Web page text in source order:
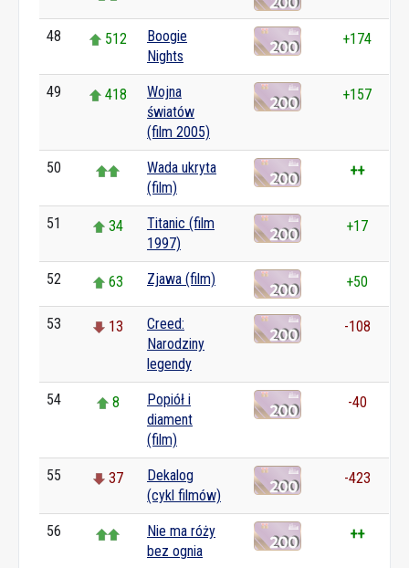
48 512
Boogie
Nights
+174
49 418
Wojna
światów
(film 2005)
+157
50
Wada ukryta
(film)
++
51 34
Titanic (film
1997)
+17
52 63 Zjawa (film) +50
53 13
Creed:
Narodziny
legendy
-108
54 8
Popiół i
diament
(film)
-40
55 37
Dekalog
(cykl filmów)
-423
56
Nie ma róży
bez ognia
++